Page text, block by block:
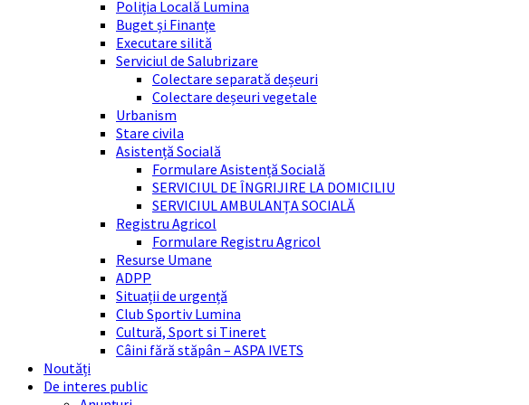
Poliția Locală Lumina
Buget și Finanțe
Executare silită
Serviciul de Salubrizare
Colectare separată deșeuri
Colectare deșeuri vegetale
Urbanism
Stare civila
Asistență Socială
Formulare Asistență Socială
SERVICIUL DE ÎNGRIJIRE LA DOMICILIU
SERVICIUL AMBULANȚA SOCIALĂ
Registru Agricol
Formulare Registru Agricol
Resurse Umane
ADPP
Situații de urgență
Club Sportiv Lumina
Cultură, Sport si Tineret
Câini fără stăpân – ASPA IVETS
Noutăți
De interes public